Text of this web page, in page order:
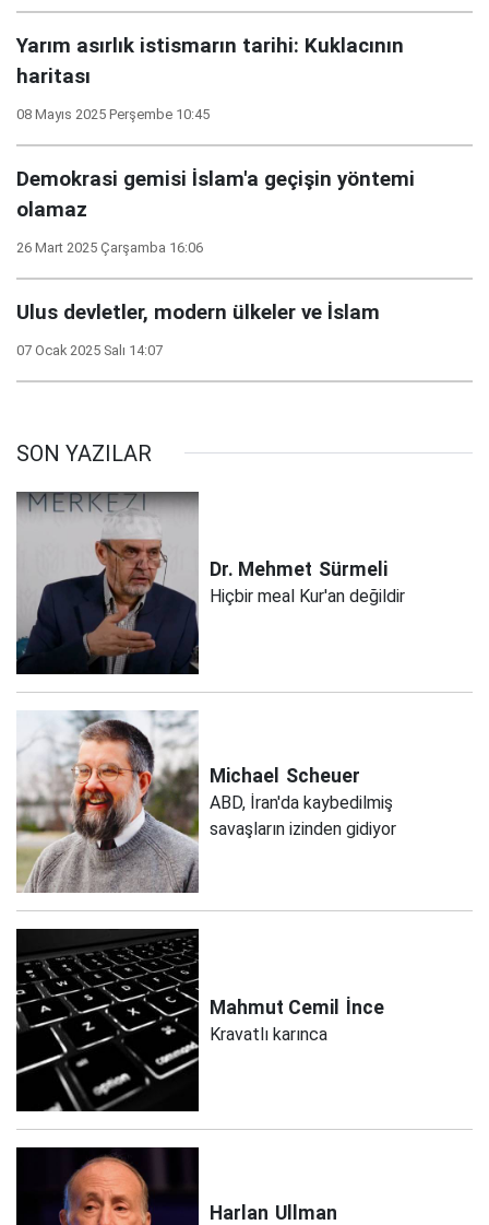
Yarım asırlık istismarın tarihi: Kuklacının
haritası
08 Mayıs 2025 Perşembe 10:45
Demokrasi gemisi İslam'a geçişin yöntemi
olamaz
26 Mart 2025 Çarşamba 16:06
Ulus devletler, modern ülkeler ve İslam
07 Ocak 2025 Salı 14:07
SON YAZILAR
Dr. Mehmet Sürmeli
Hiçbir meal Kur'an değildir
Michael Scheuer
ABD, İran'da kaybedilmiş
savaşların izinden gidiyor
Mahmut Cemil İnce
Kravatlı karınca
Harlan Ullman